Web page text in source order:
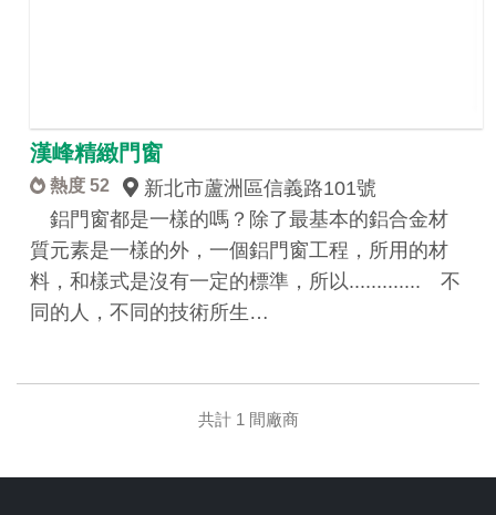
漢峰精緻門窗
熱度 52
新北市蘆洲區信義路101號
鋁門窗都是一樣的嗎？除了最基本的鋁合金材
質元素是一樣的外，一個鋁門窗工程，所用的材
料，和樣式是沒有一定的標準，所以............. 不
同的人，不同的技術所生…
共計 1 間廠商